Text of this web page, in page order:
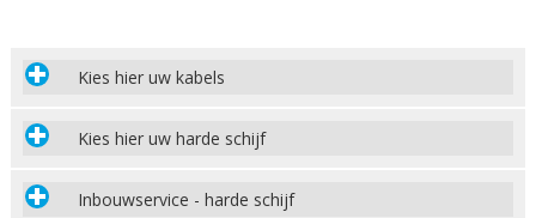
Kies hier uw kabels
Kies hier uw harde schijf
Inbouwservice - harde schijf